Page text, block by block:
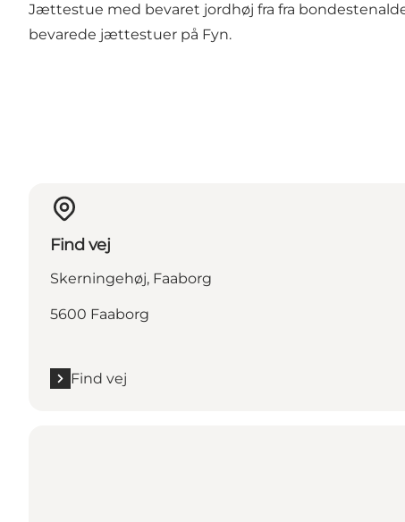
Jættestue med bevaret jordhøj fra fra
bevarede jættestuer på Fyn.
Find vej
Skerningehøj, Faaborg
5600 Faaborg
Find vej